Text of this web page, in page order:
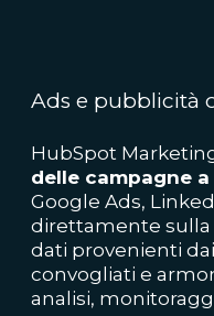
Ads e pubblicità
HubSpot
delle campagne
Google Ads,
direttamente
dati provenienti
convogliati e
analisi,